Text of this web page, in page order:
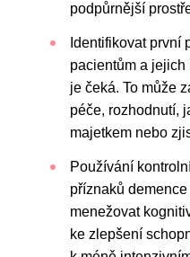
podpůrnější
Identifikovat první
pacientům a jejich
je čeká. To může
péče, rozhodnutí,
majetkem nebo
Používání
příznaků
menežovat
ke zlepšení